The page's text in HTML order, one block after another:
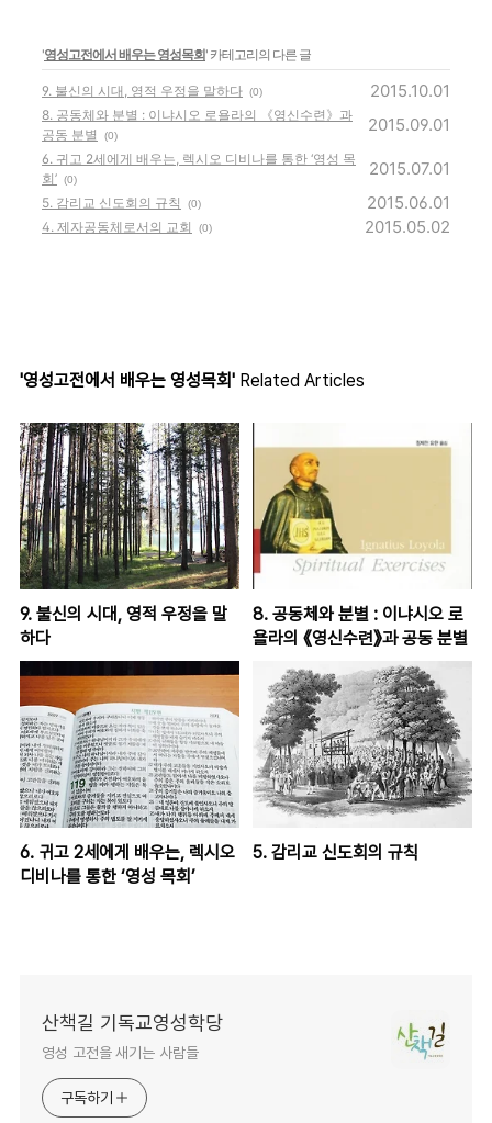
'영성고전에서 배우는 영성목회' 카테고리의 다른 글
9. 불신의 시대, 영적 우정을 말하다 (0) 2015.10.01
8. 공동체와 분별 : 이냐시오 로욜라의 《영신수련》과
공동 분별
(0)
2015.09.01
6. 귀고 2세에게 배우는, 렉시오 디비나를 통한 ‘영성 목
회’ (0)
2015.07.01
5. 감리교 신도회의 규칙 (0) 2015.06.01
4. 제자공동체로서의 교회 (0) 2015.05.02
'영성고전에서 배우는 영성목회' Related Articles
9. 불신의 시대, 영적 우정을 말
하다
8. 공동체와 분별 : 이냐시오 로
욜라의 《영신수련》과 공동 분별
6. 귀고 2세에게 배우는, 렉시오
디비나를 통한 ‘영성 목회’
5. 감리교 신도회의 규칙
산책길 기독교영성학당
영성 고전을 새기는 사람들
구독하기